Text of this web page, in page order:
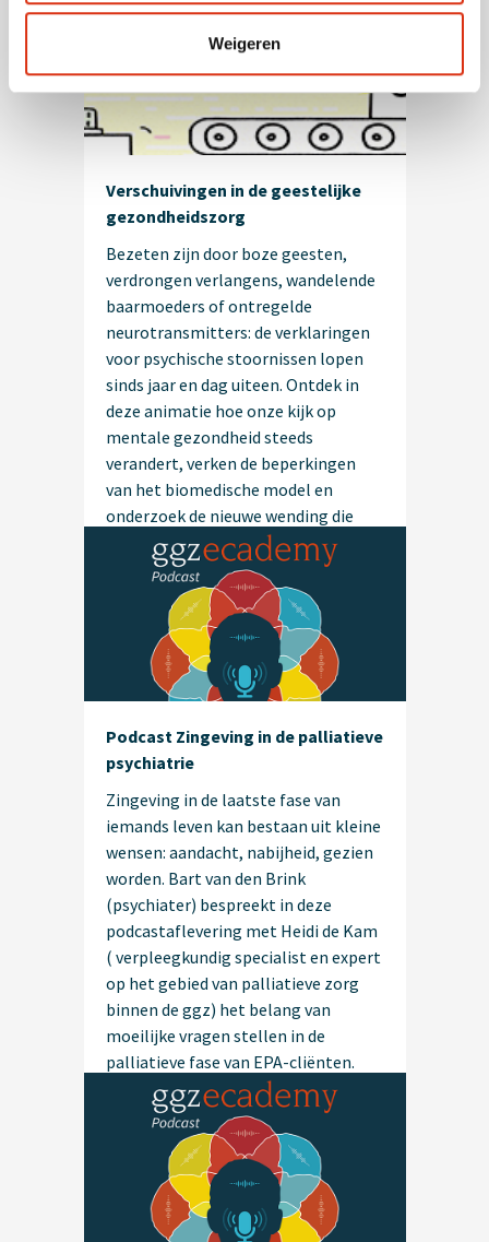
Weigeren
Verschuivingen in de geestelijke
gezondheidszorg
Bezeten zijn door boze geesten,
verdrongen verlangens, wandelende
baarmoeders of ontregelde
neurotransmitters: de verklaringen
voor psychische stoornissen lopen
sinds jaar en dag uiteen. Ontdek in
deze animatie hoe onze kijk op
mentale gezondheid steeds
verandert, verken de beperkingen
van het biomedische model en
onderzoek de nieuwe wending die
zich aandient.
Podcast Zingeving in de palliatieve
psychiatrie
Zingeving in de laatste fase van
iemands leven kan bestaan uit kleine
wensen: aandacht, nabijheid, gezien
worden. Bart van den Brink
(psychiater) bespreekt in deze
podcastaflevering met Heidi de Kam
( verpleegkundig specialist en expert
op het gebied van palliatieve zorg
binnen de ggz) het belang van
moeilijke vragen stellen in de
palliatieve fase van EPA-cliënten.